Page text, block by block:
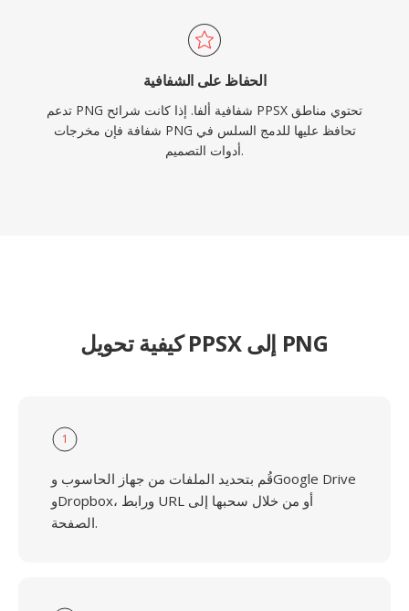
الحفاظ على الشفافية
تدعم PNG شفافية ألفا. إذا كانت شرائح PPSX تحتوي مناطق
شفافة فإن مخرجات PNG تحافظ عليها للدمج السلس في
أدوات التصميم.
كيفية تحويل PPSX إلى PNG
1
قُم بتحديد الملفات من جهاز الحاسوب وGoogle Drive
وDropbox، ورابط URL أو من خلال سحبها إلى
الصفحة.